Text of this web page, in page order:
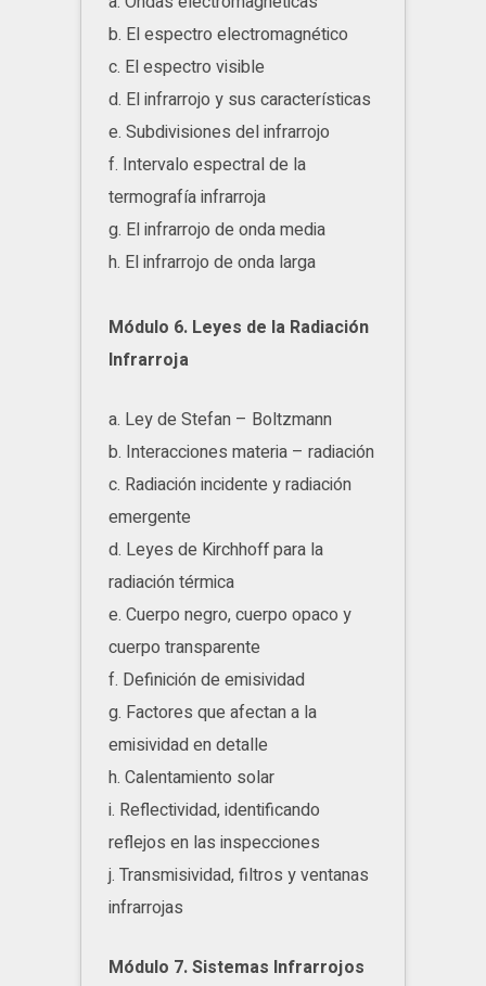
b. El espectro electromagnético
c. El espectro visible
d. El infrarrojo y sus características
e. Subdivisiones del infrarrojo
f. Intervalo espectral de la
termografía infrarroja
g. El infrarrojo de onda media
h. El infrarrojo de onda larga
Módulo 6. Leyes de la Radiación
Infrarroja
a. Ley de Stefan – Boltzmann
b. Interacciones materia – radiación
c. Radiación incidente y radiación
emergente
d. Leyes de Kirchhoff para la
radiación térmica
e. Cuerpo negro, cuerpo opaco y
cuerpo transparente
f. Definición de emisividad
g. Factores que afectan a la
emisividad en detalle
h. Calentamiento solar
i. Reflectividad, identificando
reflejos en las inspecciones
j. Transmisividad, filtros y ventanas
infrarrojas
Módulo 7. Sistemas Infrarrojos